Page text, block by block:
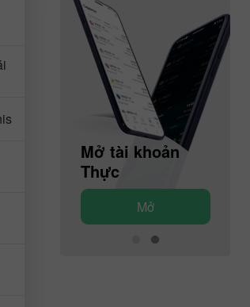
Mở tài khoản
Thực
Mở